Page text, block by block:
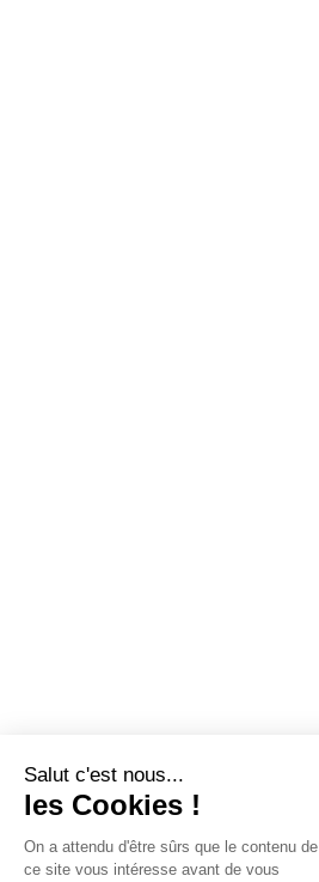
Salut c'est nous...
les Cookies !
On a attendu d'être sûrs que le contenu de
ce site vous intéresse avant de vous